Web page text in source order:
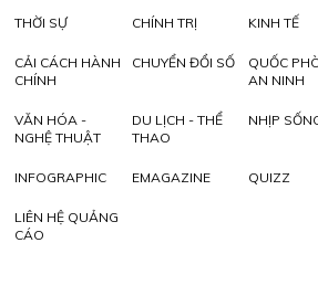
THỜI SỰ CHÍNH TRỊ KINH TẾ
CẢI CÁCH HÀNH
CHÍNH
CHUYỂN ĐỔI SỐ
QUỐC
AN NINH
VĂN HÓA -
NGHỆ THUẬT
DU LỊCH - THỂ
THAO
NHỊP
INFOGRAPHIC EMAGAZINE QUIZZ
LIÊN HỆ QUẢNG
CÁO